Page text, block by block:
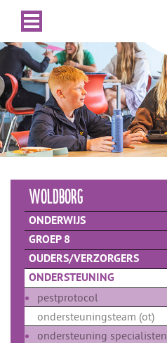
woldborg
ONDERWIJS
GROEP 8
OUDERS/VERZORGERS
ONDERSTEUNING
pestprotocol
ondersteuningsteam (ot)
ondersteuning specialisten